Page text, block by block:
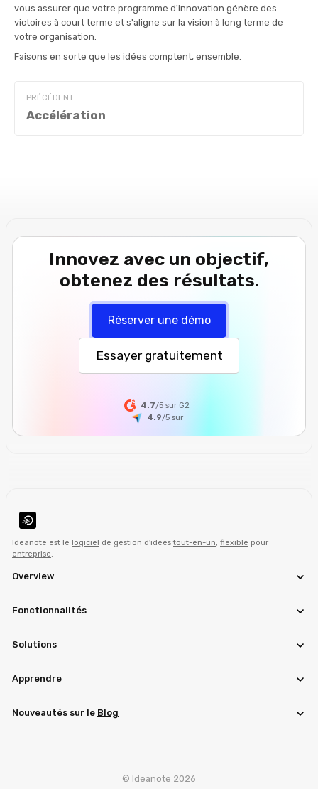
vous assurer que votre programme d'innovation génère des
victoires à court terme et s'aligne sur la vision à long terme de
votre organisation.
Faisons en sorte que les idées comptent, ensemble.
PRÉCÉDENT
Accélération
Innovez avec un objectif,
obtenez des résultats.
Réserver une démo
Essayer gratuitement
4.7/5 sur G2
4.9/5sur
Ideanote est le logiciel de gestion d'idéestout-en-un, flexible pour
entreprise.
Overview
Fonctionnalités
Solutions
Apprendre
Nouveautés sur le Blog
© Ideanote 2026